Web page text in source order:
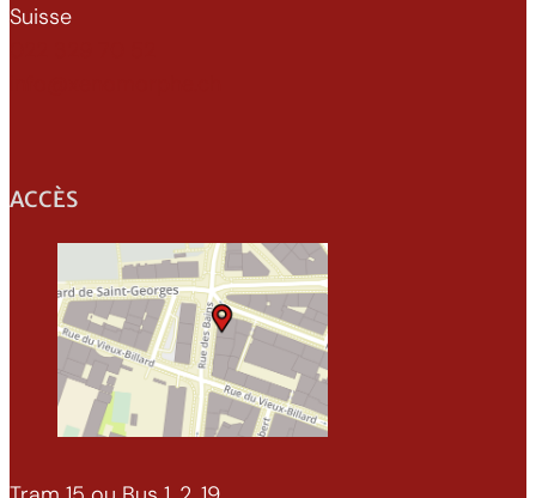
Suisse
ACCÈS